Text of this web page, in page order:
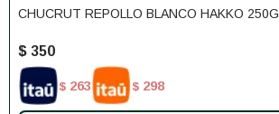
CHUCRUT REPOLLO BLANCO HAKKO 250G
$ 350
$ 263 $ 298